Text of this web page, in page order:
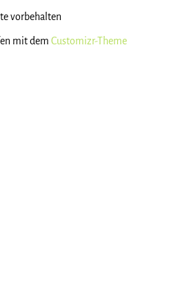
vorbehalten
mit dem Customizr-Theme